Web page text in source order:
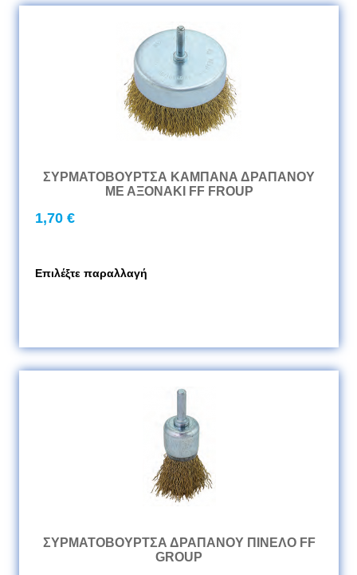
ΣΥΡΜΑΤΟΒΟΥΡΤΣΑ ΚΑΜΠΑΝΑ ΔΡΑΠΑΝΟΥ
ΜΕ ΑΞΟΝΑΚΙ FF FROUP
1,70 €
Επιλέξτε παραλλαγή
ΣΥΡΜΑΤΟΒΟΥΡΤΣΑ ΔΡΑΠΑΝΟΥ ΠΙΝΕΛΟ FF
GROUP